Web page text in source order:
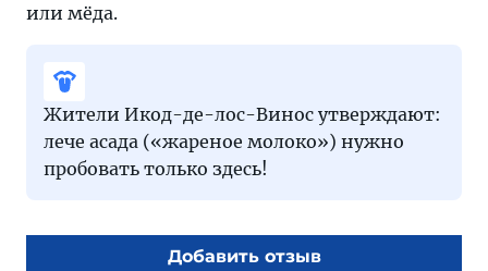
или мёда.
Жители Икод-де-лос-Винос утверждают:
лече асада («жареное молоко») нужно
пробовать только здесь!
Добавить отзыв